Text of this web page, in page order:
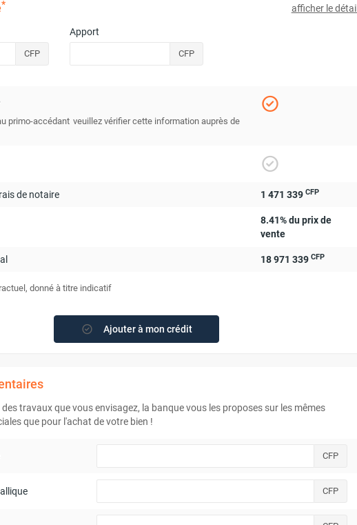
* afficher le détail
CFP
Apport
CFP
primo-accédant veuillez vérifier cette information auprès de
de notaire 1 471 339 CFP
8.41% du prix de
vente
18 971 339 CFP
donné à titre indicatif
Ajouter à mon crédit
travaux que vous envisagez, la banque vous les proposes sur les mêmes
que pour l'achat de votre bien !
CFP
CFP